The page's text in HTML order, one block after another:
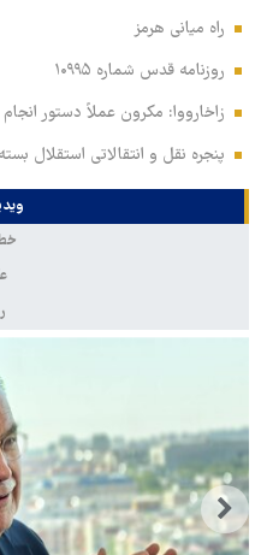
راه میانی هرمز
روزنامه قدس شماره ۱۰۹۹۵
زاخارووا: مکرون عملاً دستور
پنجره‌ نقل و انتقالاتی استقلال